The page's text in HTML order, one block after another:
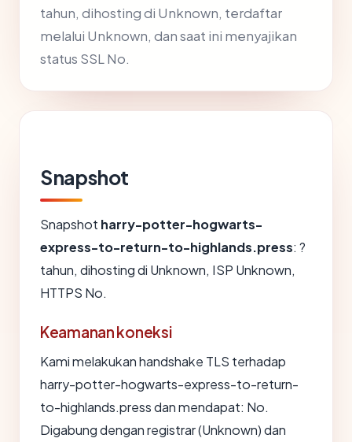
tahun, dihosting di Unknown, terdaftar
melalui Unknown, dan saat ini menyajikan
status SSL No.
Snapshot
Snapshot harry-potter-hogwarts-
express-to-return-to-highlands.press: ?
tahun, dihosting di Unknown, ISP Unknown,
HTTPS No.
Keamanan koneksi
Kami melakukan handshake TLS terhadap
harry-potter-hogwarts-express-to-return-
to-highlands.press dan mendapat: No.
Digabung dengan registrar (Unknown) dan